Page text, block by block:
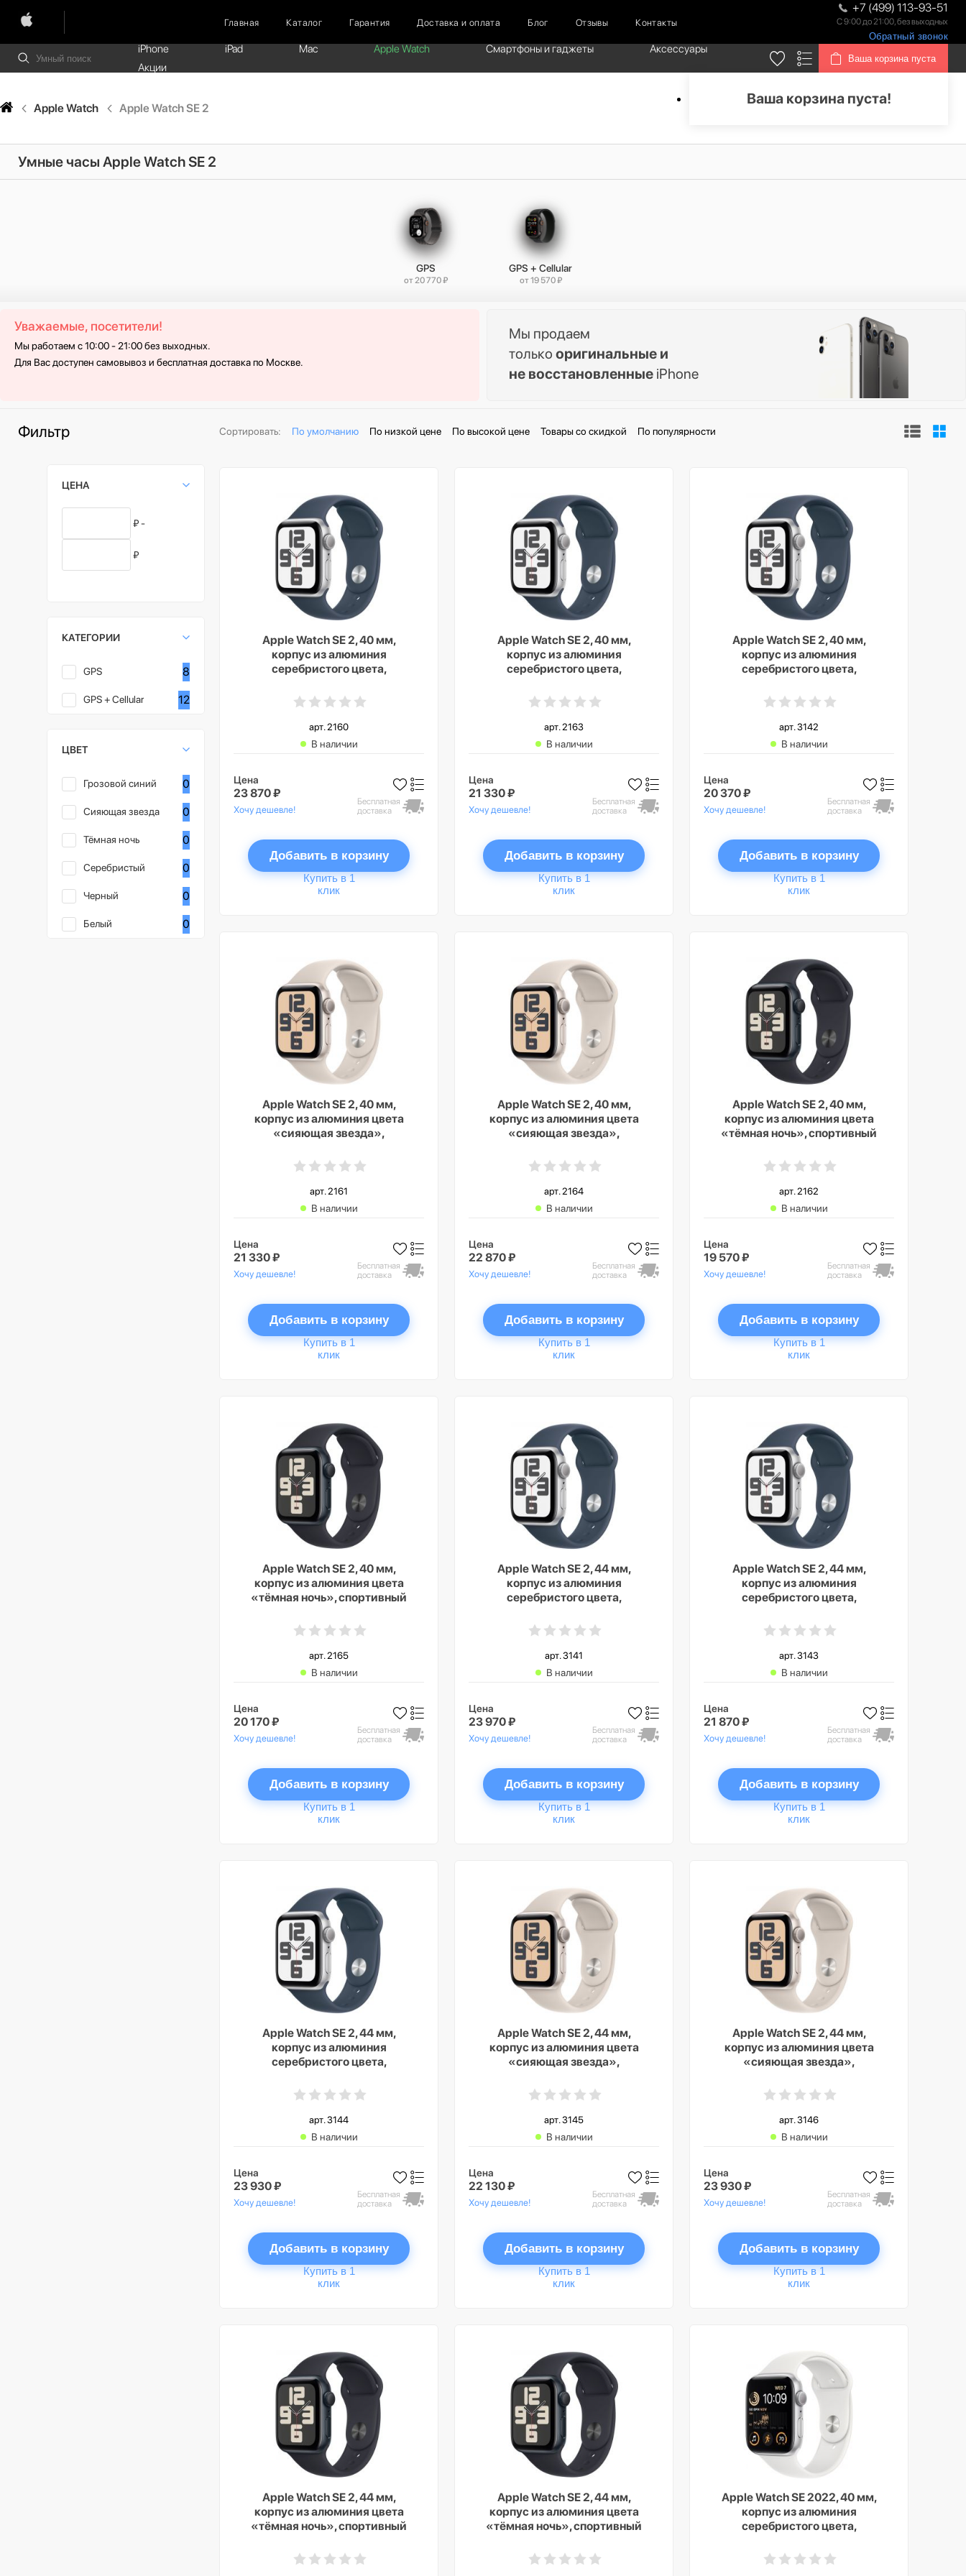
Главная Каталог Гарантия Доставка и оплата Блог Отзывы Контакты
+7 (499) 113-93-51
С 9:00 до 21:00, без выходных
Обратный звонок
iPhone iPad Mac Apple Watch Смартфоны и гаджеты
Аксессуары
Акции
Ваша корзина пуста
Ваша корзина пуста!
Apple Watch Apple Watch SE 2
Умные часы Apple Watch SE 2
GPS
от 20 770 ₽
GPS + Cellular
от 19 570 ₽
Уважаемые, посетители!
Мы работаем с 10:00 - 21:00 без выходных.
Для Вас доступен самовывоз и бесплатная доставка по Москве.
Мы продаем
только оригинальные и
не восстановленные iPhone
Фильтр Сортировать: По умолчанию По низкой цене По высокой цене Товары со скидкой По популярности
ЦЕНА
₽ -
₽
КАТЕГОРИИ
GPS 8
GPS + Cellular 12
ЦВЕТ
Грозовой синий 0
Сияющая звезда 0
Тёмная ночь 0
Серебристый 0
Черный 0
Белый 0
Apple Watch SE 2, 40 мм,
корпус из алюминия
серебристого цвета,
«грозовой синий», GPS
арт. 2160
В наличии
Цена
23 870 ₽
Хочу дешевле!
Бесплатная
доставка
Добавить в корзину
Купить в 1
клик
Apple Watch SE 2, 40 мм,
корпус из алюминия
серебристого цвета,
«грозовой синий», GPS +
Cellular, M/L
арт. 2163
В наличии
Цена
21 330 ₽
Хочу дешевле!
Бесплатная
доставка
Добавить в корзину
Купить в 1
клик
Apple Watch SE 2, 40 мм,
корпус из алюминия
серебристого цвета,
«грозовой синий», GPS +
Cellular, S/M
арт. 3142
В наличии
Цена
20 370 ₽
Хочу дешевле!
Бесплатная
доставка
Добавить в корзину
Купить в 1
клик
Apple Watch SE 2, 40 мм,
корпус из алюминия цвета
«сияющая звезда»,
«сияющая звезда», GPS +
Cellular, M/L
арт. 2161
В наличии
Цена
21 330 ₽
Хочу дешевле!
Бесплатная
доставка
Добавить в корзину
Купить в 1
клик
Apple Watch SE 2, 40 мм,
корпус из алюминия цвета
«сияющая звезда»,
«сияющая звезда», GPS +
Cellular, S/M
арт. 2164
В наличии
Цена
22 870 ₽
Хочу дешевле!
Бесплатная
доставка
Добавить в корзину
Купить в 1
клик
Apple Watch SE 2, 40 мм,
корпус из алюминия цвета
«тёмная ночь», спортивный
ночь», GPS + Cellular, M/L
арт. 2162
В наличии
Цена
19 570 ₽
Хочу дешевле!
Бесплатная
доставка
Добавить в корзину
Купить в 1
клик
Apple Watch SE 2, 40 мм,
корпус из алюминия цвета
«тёмная ночь», спортивный
ночь», GPS + Cellular, S/M
арт. 2165
В наличии
Цена
20 170 ₽
Хочу дешевле!
Бесплатная
доставка
Добавить в корзину
Купить в 1
клик
Apple Watch SE 2, 44 мм,
корпус из алюминия
серебристого цвета,
«грозовой синий», GPS
арт. 3141
В наличии
Цена
23 970 ₽
Хочу дешевле!
Бесплатная
доставка
Добавить в корзину
Купить в 1
клик
Apple Watch SE 2, 44 мм,
корпус из алюминия
серебристого цвета,
«грозовой синий», GPS +
Cellular, M/L
арт. 3143
В наличии
Цена
21 870 ₽
Хочу дешевле!
Бесплатная
доставка
Добавить в корзину
Купить в 1
клик
Apple Watch SE 2, 44 мм,
корпус из алюминия
серебристого цвета,
«грозовой синий», GPS +
Cellular, S/M
арт. 3144
В наличии
Цена
23 930 ₽
Хочу дешевле!
Бесплатная
доставка
Добавить в корзину
Купить в 1
клик
Apple Watch SE 2, 44 мм,
корпус из алюминия цвета
«сияющая звезда»,
«сияющая звезда», GPS +
Cellular, M/L
арт. 3145
В наличии
Цена
22 130 ₽
Хочу дешевле!
Бесплатная
доставка
Добавить в корзину
Купить в 1
клик
Apple Watch SE 2, 44 мм,
корпус из алюминия цвета
«сияющая звезда»,
«сияющая звезда», GPS +
Cellular, S/M
арт. 3146
В наличии
Цена
23 930 ₽
Хочу дешевле!
Бесплатная
доставка
Добавить в корзину
Купить в 1
клик
Apple Watch SE 2, 44 мм,
корпус из алюминия цвета
«тёмная ночь», спортивный
ночь», GPS + Cellular, M/L
Apple Watch SE 2, 44 мм,
корпус из алюминия цвета
«тёмная ночь», спортивный
ночь», GPS + Cellular, S/M
Apple Watch SE 2022, 40 мм,
корпус из алюминия
серебристого цвета,
цвета, GPS